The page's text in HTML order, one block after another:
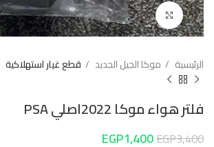
Click to enlarge
الرئيسية موكا الجيل الجديد قطع غيار استهلاكية
فلتر هواء موكا 2022اصلي PSA
EGP3,400
EGP1,400